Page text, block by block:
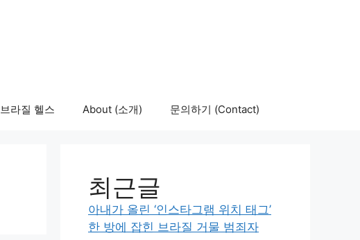
브라질 헬스 About (소개) 문의하기 (Contact)
최근글
아내가 올린 ‘인스타그램 위치 태그’
한 방에 잡힌 브라질 거물 범죄자